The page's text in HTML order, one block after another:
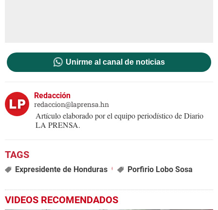
Unirme al canal de noticias
Redacción
redaccion@laprensa.hn
Artículo elaborado por el equipo periodístico de Diario
LA PRENSA.
Expresidente de Honduras Porfirio Lobo Sosa
VIDEOS RECOMENDADOS